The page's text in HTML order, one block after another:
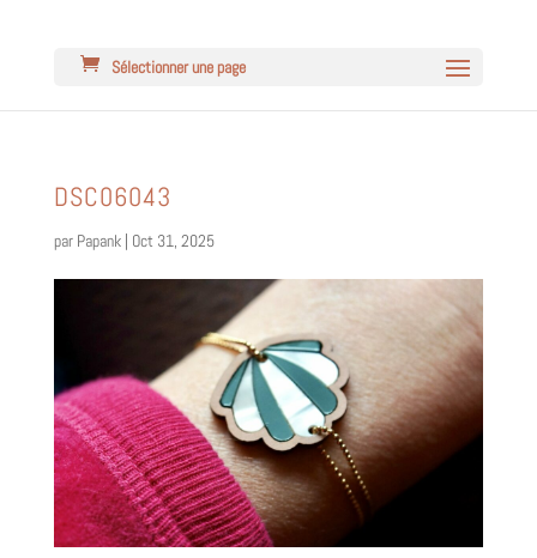
Sélectionner une page
DSC06043
par Papank| Oct 31, 2025